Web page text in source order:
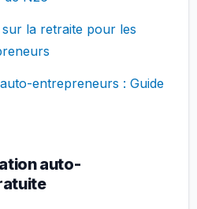
la retraite pour les
entrepreneurs : Guide
auto-